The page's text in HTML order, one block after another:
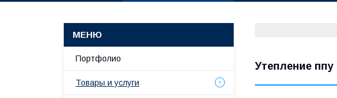
Утепление ппу
Портфолио
Товары и услуги